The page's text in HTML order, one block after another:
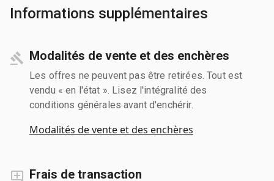
Informations supplémentaires
Modalités de vente et des enchères
Les offres ne peuvent pas être retirées. Tout est
vendu « en l'état ». Lisez l'intégralité des
conditions générales avant d'enchérir.
Modalités de vente et des enchères
Frais de transaction